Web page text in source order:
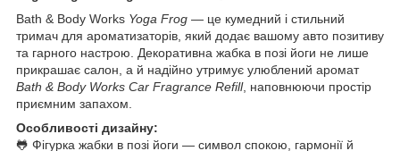
Bath & Body Works Yoga Frog — це кумедний і стильний
тримач для ароматизаторів, який додає вашому авто позитиву
та гарного настрою. Декоративна жабка в позі йоги не лише
прикрашає салон, а й надійно утримує улюблений аромат
Bath & Body Works Car Fragrance Refill, наповнюючи простір
приємним запахом.
Особливості дизайну:
🐸 Фігурка жабки в позі йоги — символ спокою, гармонії й